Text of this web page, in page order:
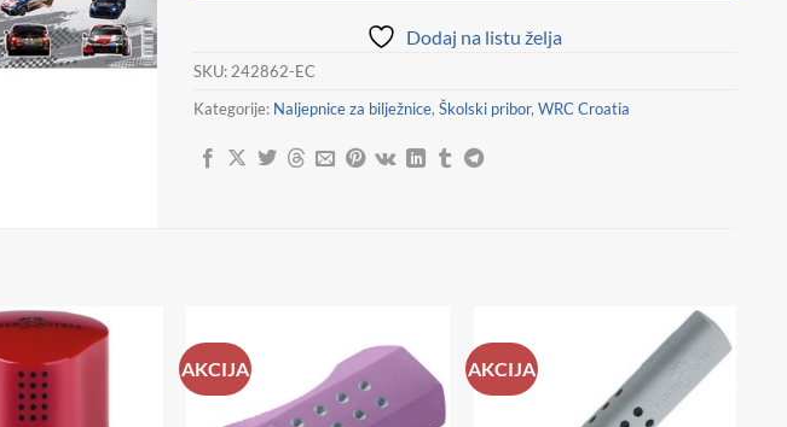
Dodaj na listu želja
SKU: 242862-EC
Kategorije: Naljepnice za bilježnice, Školski pribor, WRC Croatia
AKCIJA AKCIJA